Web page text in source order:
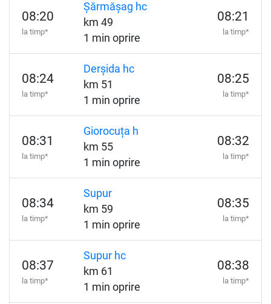
08:20
la timp*
Șărmășag hc
km 49
1 min oprire
08:21
la timp*
08:24
la timp*
Derșida hc
km 51
1 min oprire
08:25
la timp*
08:31
la timp*
Giorocuța h
km 55
1 min oprire
08:32
la timp*
08:34
la timp*
Supur
km 59
1 min oprire
08:35
la timp*
08:37
la timp*
Supur hc
km 61
1 min oprire
08:38
la timp*